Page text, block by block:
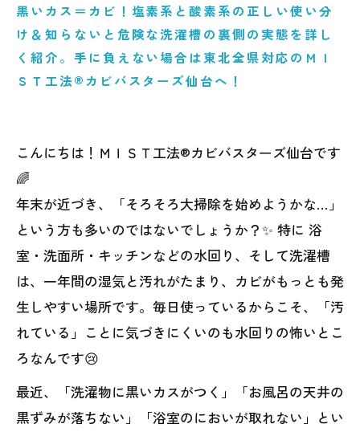
黒いカス＝カビ！塩素系と酸素系の正しい使い分
け＆知らないと危険な洗濯槽の裏側の実態を詳し
く紹介。手に負えない場合は東北全県対応のＭＩ
ＳＴ工法®カビバスターズ仙台へ！
こんにちは！ＭＩＳＴ工法®カビバスターズ仙台です
🌈
年末が近づき、「そろそろ大掃除を始めようかな…」
という方も多いのではないでしょうか？✨ 特に 浴
室・洗面所・キッチンなどの水回り、そして洗濯槽
は、一年間の湿気と汚れがたまり、カビがもっとも発
生しやすい場所です。毎日使っているからこそ、「汚
れている」ことに気づきにくいのも水回りの怖いとこ
ろなんです😢
最近、「洗濯物に黒いカスがつく」「お風呂の天井の
黒ずみが落ちない」「浴室のにおいが取れない」とい